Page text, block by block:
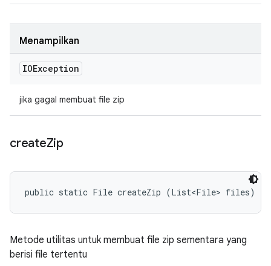
Menampilkan
IOException
jika gagal membuat file zip
createZip
public static File createZip (List<File> files)
Metode utilitas untuk membuat file zip sementara yang
berisi file tertentu